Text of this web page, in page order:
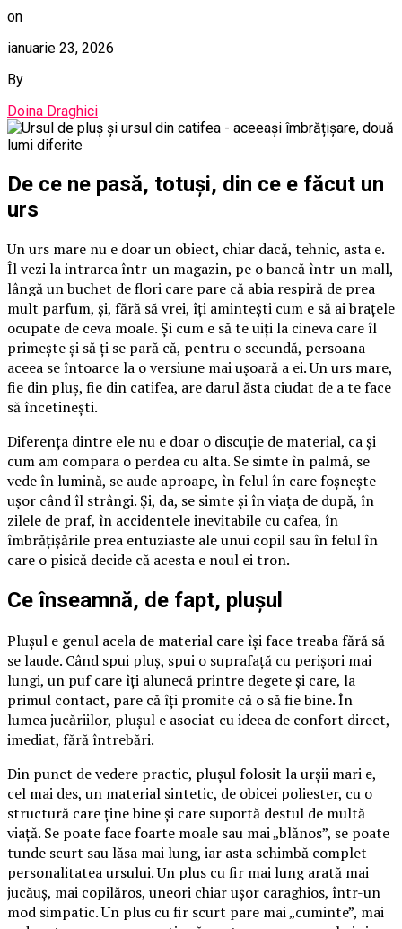
on
ianuarie 23, 2026
By
Doina Draghici
De ce ne pasă, totuși, din ce e făcut un
urs
Un urs mare nu e doar un obiect, chiar dacă, tehnic, asta e.
Îl vezi la intrarea într-un magazin, pe o bancă într-un mall,
lângă un buchet de flori care pare că abia respiră de prea
mult parfum, și, fără să vrei, îți amintești cum e să ai brațele
ocupate de ceva moale. Și cum e să te uiți la cineva care îl
primește și să ți se pară că, pentru o secundă, persoana
aceea se întoarce la o versiune mai ușoară a ei. Un urs mare,
fie din pluș, fie din catifea, are darul ăsta ciudat de a te face
să încetinești.
Diferența dintre ele nu e doar o discuție de material, ca și
cum am compara o perdea cu alta. Se simte în palmă, se
vede în lumină, se aude aproape, în felul în care foșnește
ușor când îl strângi. Și, da, se simte și în viața de după, în
zilele de praf, în accidentele inevitabile cu cafea, în
îmbrățișările prea entuziaste ale unui copil sau în felul în
care o pisică decide că acesta e noul ei tron.
Ce înseamnă, de fapt, plușul
Plușul e genul acela de material care își face treaba fără să
se laude. Când spui pluș, spui o suprafață cu perișori mai
lungi, un puf care îți alunecă printre degete și care, la
primul contact, pare că îți promite că o să fie bine. În
lumea jucăriilor, plușul e asociat cu ideea de confort direct,
imediat, fără întrebări.
Din punct de vedere practic, plușul folosit la urșii mari e,
cel mai des, un material sintetic, de obicei poliester, cu o
structură care ține bine și care suportă destul de multă
viață. Se poate face foarte moale sau mai „blănos”, se poate
tunde scurt sau lăsa mai lung, iar asta schimbă complet
personalitatea ursului. Un plus cu fir mai lung arată mai
jucăuș, mai copilăros, uneori chiar ușor caraghios, într-un
mod simpatic. Un plus cu fir scurt pare mai „cuminte”, mai